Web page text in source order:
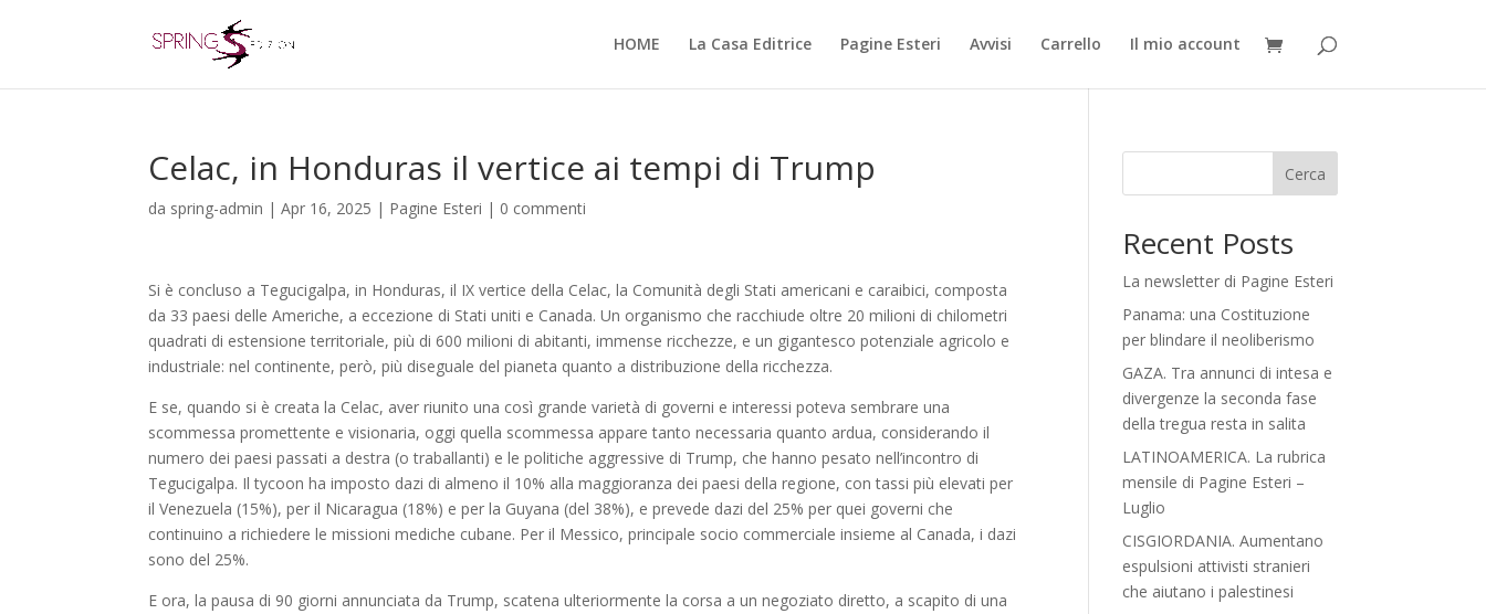
HOME La Casa Editrice Pagine Esteri Avvisi Carrello Il mio account
Celac, in Honduras il vertice ai tempi di Trump
da spring-admin |Apr 16, 2025 | Pagine Esteri | 0 commenti
Si è concluso a Tegucigalpa, in Honduras, il IX vertice della Celac, la Comunità degli Stati americani e caraibici, composta
da 33 paesi delle Americhe, a eccezione di Stati uniti e Canada. Un organismo che racchiude oltre 20 milioni di chilometri
quadrati di estensione territoriale, più di 600 milioni di abitanti, immense ricchezze, e un gigantesco potenziale agricolo e
industriale: nel continente, però, più diseguale del pianeta quanto a distribuzione della ricchezza.
E se, quando si è creata la Celac, aver riunito una così grande varietà di governi e interessi poteva sembrare una
scommessa promettente e visionaria, oggi quella scommessa appare tanto necessaria quanto ardua, considerando il
numero dei paesi passati a destra (o traballanti) e le politiche aggressive di Trump, che hanno pesato nell’incontro di
Tegucigalpa. Il tycoon ha imposto dazi di almeno il 10% alla maggioranza dei paesi della regione, con tassi più elevati per
il Venezuela (15%), per il Nicaragua (18%) e per la Guyana (del 38%), e prevede dazi del 25% per quei governi che
continuino a richiedere le missioni mediche cubane. Per il Messico, principale socio commerciale insieme al Canada, i dazi
sono del 25%.
E ora, la pausa di 90 giorni annunciata da Trump, scatena ulteriormente la corsa a un negoziato diretto, a scapito di una
Cerca
Recent Posts
La newsletter di Pagine Esteri
Panama: una Costituzione
per blindare il neoliberismo
GAZA. Tra annunci di intesa e
divergenze la seconda fase
della tregua resta in salita
LATINOAMERICA. La rubrica
mensile di Pagine Esteri –
Luglio
CISGIORDANIA. Aumentano
espulsioni attivisti stranieri
che aiutano i palestinesi